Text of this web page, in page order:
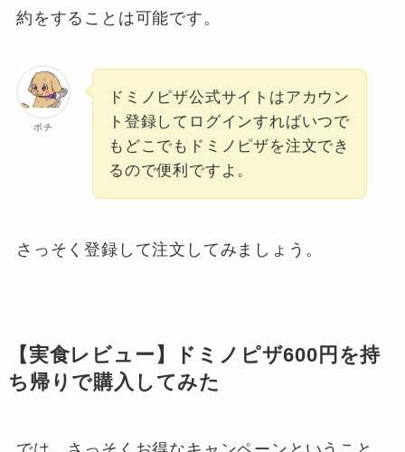
約をすることは可能です。
ポチ
ドミノピザ公式サイトはアカウン
ト登録してログインすればいつで
もどこでもドミノピザを注文でき
るので便利ですよ。
さっそく登録して注文してみましょう。
【実食レビュー】ドミノピザ600円を持
ち帰りで購入してみた